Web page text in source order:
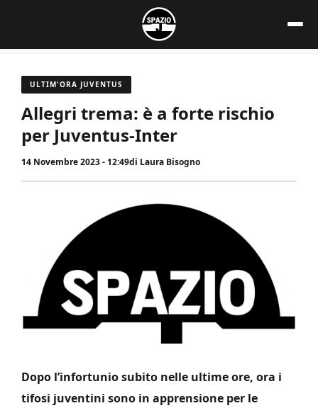
contenuto
ULTIM'ORA JUVENTUS
Allegri trema: è a forte rischio
per Juventus-Inter
14 Novembre 2023 - 12:49di Laura Bisogno
Dopo l’infortunio subito nelle ultime ore, ora i
tifosi juventini sono in apprensione per le